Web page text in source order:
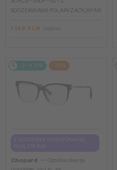
SOCZEWKAMI POLARYZACYJNYMI
1 139 PLN
2-4 DNI -25%
Chopard
Optična okvirja